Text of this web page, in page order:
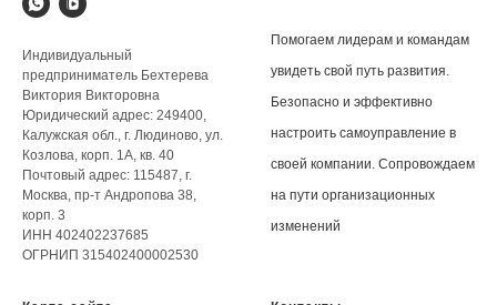
Индивидуальный
предприниматель Бехтерева
Виктория Викторовна
Юридический адрес: 249400,
Калужская обл., г. Людиново, ул.
Козлова, корп. 1А, кв. 40
Почтовый адрес: 115487, г.
Москва, пр-т Андропова 38,
корп. 3
ИНН 402402237685
ОГРНИП 315402400002530
Помогаем лидерам и командам
увидеть свой путь развития.
Безопасно и эффективно
настроить самоуправление в
своей компании. Сопровождаем
на пути организационных
изменений